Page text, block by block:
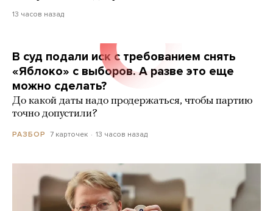
13 часов назад
В суд подали иск с требованием снять
«Яблоко» с выборов. А разве это еще
можно сделать?
До какой даты надо продержаться, чтобы партию
точно допустили?
РАЗБОР 7 карточек 13 часов назад